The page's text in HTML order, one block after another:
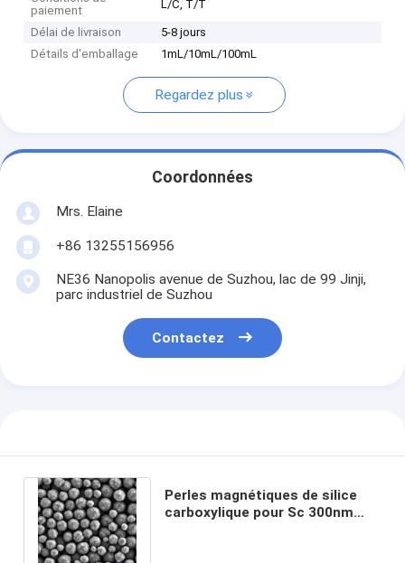
paiement
L/C, T/T
Délai de livraison
5-8 jours
Détails d'emballage
1mL/10mL/100mL
Regardez plus
Coordonnées
Mrs. Elaine
+86 13255156956
NE36 Nanopolis avenue de Suzhou, lac de 99 Jinji,
parc industriel de Suzhou
Contactez
Perles magnétiques de silice
carboxylique pour Sc 300nm